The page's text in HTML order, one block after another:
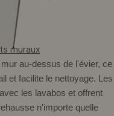
muraux
au-dessus de l'évier, ce
et facilite le nettoyage. Les
les lavabos et offrent
n'importe quelle